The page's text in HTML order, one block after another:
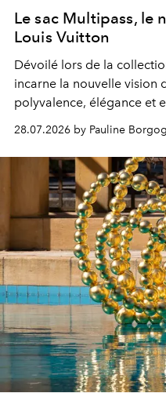
Le sac Multipass, le
Louis Vuitton
Dévoilé lors de la
incarne la nouvelle vision
polyvalence, élégance et
28.07.2026 by Pauline